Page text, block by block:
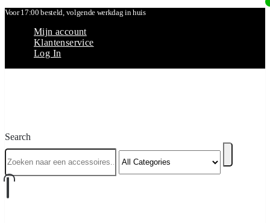
Voor 17:00 besteld, volgende werkdag in huis
Mijn account
Klantenservice
Log In